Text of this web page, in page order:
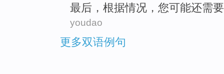
最后 ， 根据情况 ， 您可能还需要
youdao
更多双语例句